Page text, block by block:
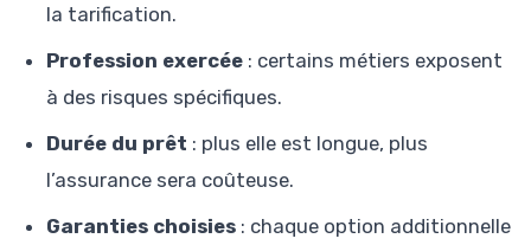
la tarification.
Profession exercée : certains métiers exposent
à des risques spécifiques.
Durée du prêt : plus elle est longue, plus
l’assurance sera coûteuse.
Garanties choisies : chaque option additionnelle